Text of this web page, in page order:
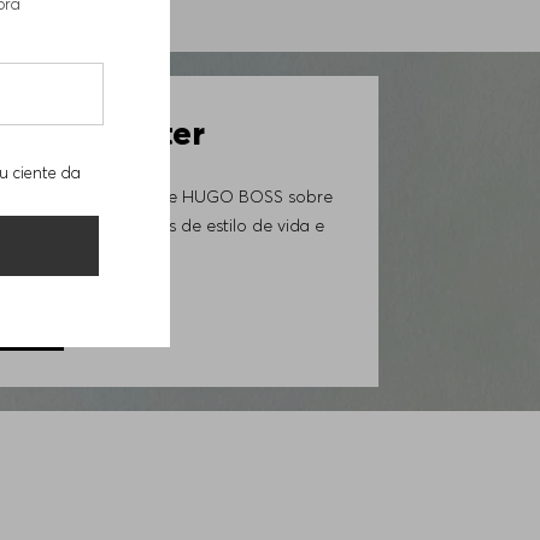
ciente da
Newsletter
da Loja Online HUGO BOSS sobre
exclusivos, trends de estilo de vida e